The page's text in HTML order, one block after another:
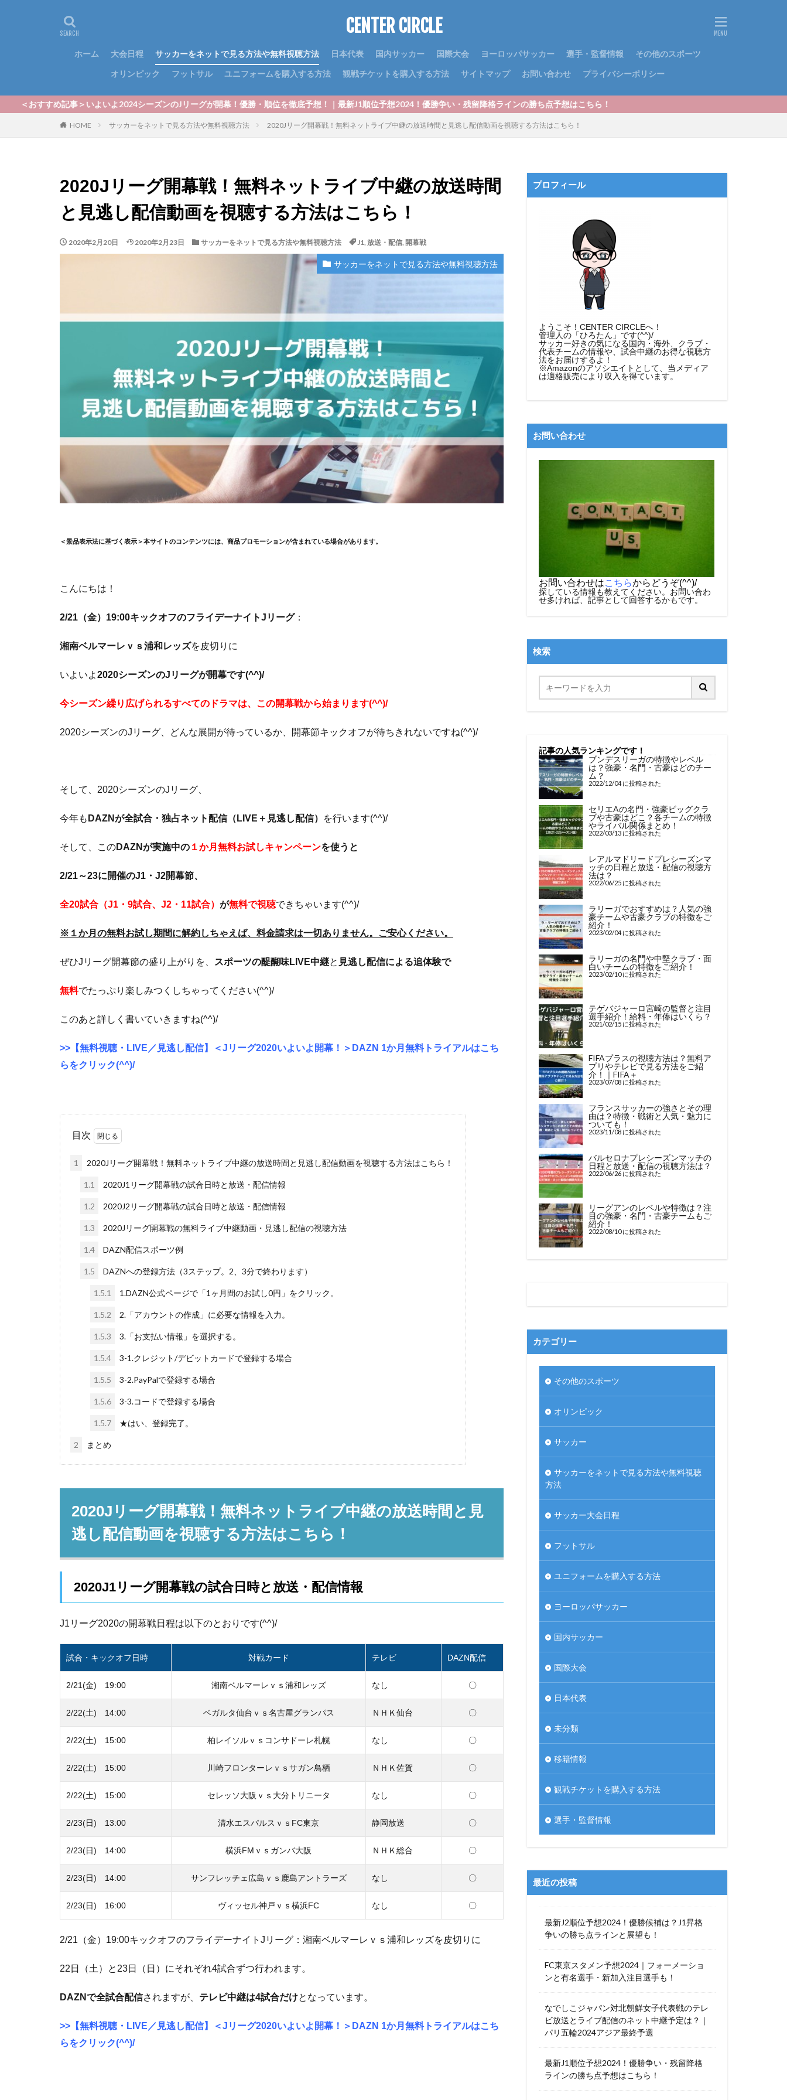
CENTER CIRCLE
ホーム 大会日程 サッカーをネットで見る方法や無料視聴方法 日本代表 国内サッカー 国際大会 ヨーロッパサッカー 選手・監督情報
その他のスポーツ
オリンピック
フットサル ユニフォームを購入する方法 観戦チケットを購入する方法 サイトマップ お問い合わせ プライバシーポリシー
いよいよ2024シーズンのJリーグが開幕！優勝・順位を徹底予想！｜最新J1順位予想2024！優勝争い・残留降格ラインの勝ち点予想はこちら！
HOME サッカーをネットで見る方法や無料視聴方法 2020Jリーグ開幕戦！無料ネットライブ中継の放送時間と見逃し配信動画を視聴する方法はこちら！
2020Jリーグ開幕戦！無料ネットライブ中継の放送時間
と見逃し配信動画を視聴する方法はこちら！
2020年2月20日 2020年2月23日 サッカーをネットで見る方法や無料視聴方法 J1, 放送・配信, 開幕戦
サッカーをネットで見る方法や無料視聴方法
＜景品表示法に基づく表示＞本サイトのコンテンツには、商品プロモーションが含まれている場合があります。
こんにちは！
2/21（金）19:00キックオフのフライデーナイトJリーグ：
湘南ベルマーレｖｓ浦和レッズを皮切りに
いよいよ2020シーズンのJリーグが開幕です(^^)/
今シーズン繰り広げられるすべてのドラマは、この開幕戦から始まります(^^)/
2020シーズンのJリーグ、どんな展開が待っているか、開幕節キックオフが待ちきれないですね(^^)/
そして、2020シーズンのJリーグ、
今年も DAZNが全試合・独占ネット配信（LIVE＋見逃し配信） を行います(^^)/
そして、このDAZNが実施中の １か月無料お試しキャンペーンを使うと
2/21～23に開催のJ1・J2開幕節、
全20試合（J1・9試合、J2・11試合） が無料で視聴できちゃいます(^^)/
※１か月の無料お試し期間に解約しちゃえば、料金請求は一切ありません。ご安心ください。
ぜひJリーグ開幕節の盛り上がりを、 スポーツの醍醐味LIVE中継と 見逃し配信による追体験で
無料でたっぷり楽しみつくしちゃってください(^^)/
このあと詳しく書いていきますね(^^)/
>>【無料視聴・LIVE／見逃し配信】＜Jリーグ2020いよいよ開幕！＞DAZN 1か月無料トライアルはこち
らをクリック(^^)/
目次
1 2020Jリーグ開幕戦！無料ネットライブ中継の放送時間と見逃し配信動画を視聴する方法はこちら！
1.1 2020J1リーグ開幕戦の試合日時と放送・配信情報
1.2 2020J2リーグ開幕戦の試合日時と放送・配信情報
1.3 2020Jリーグ開幕戦の無料ライブ中継動画・見逃し配信の視聴方法
1.4 DAZN配信スポーツ例
1.5 DAZNへの登録方法（3ステップ。2、3分で終わります）
1.5.1 1.DAZN公式ページで「1ヶ月間のお試し0円」をクリック。
1.5.2 2.「アカウントの作成」に必要な情報を入力。
1.5.3 3.「お支払い情報」を選択する。
1.5.4 3-1.クレジット/デビットカードで登録する場合
1.5.5 3-2.PayPalで登録する場合
1.5.6 3-3.コードで登録する場合
1.5.7 ★はい、登録完了。
2 まとめ
2020Jリーグ開幕戦！無料ネットライブ中継の放送時間と見
逃し配信動画を視聴する方法はこちら！
2020J1リーグ開幕戦の試合日時と放送・配信情報
J1リーグ2020の開幕戦日程は以下のとおりです(^^)/
試合・キックオフ日時 対戦カード テレビ DAZN配信
2/21(金) 19:00 湘南ベルマーレｖｓ浦和レッズ なし 〇
2/22(土) 14:00 ベガルタ仙台ｖｓ名古屋グランパス ＮＨＫ仙台 〇
2/22(土) 15:00 柏レイソルｖｓコンサドーレ札幌 なし 〇
2/22(土) 15:00 川崎フロンターレｖｓサガン鳥栖 ＮＨＫ佐賀 〇
2/22(土) 15:00 セレッソ大阪ｖｓ大分トリニータ なし 〇
2/23(日) 13:00 清水エスパルスｖｓFC東京 静岡放送 〇
2/23(日) 14:00 横浜FMｖｓガンバ大阪 ＮＨＫ総合 〇
2/23(日) 14:00 サンフレッチェ広島ｖｓ鹿島アントラーズ なし 〇
2/23(日) 16:00 ヴィッセル神戸ｖｓ横浜FC なし 〇
2/21（金）19:00キックオフのフライデーナイトJリーグ：湘南ベルマーレｖｓ浦和レッズを皮切りに
22日（土）と23日（日）にそれぞれ4試合ずつ行われます。
DAZNで全試合配信されますが、 テレビ中継は4試合だけとなっています。
>>【無料視聴・LIVE／見逃し配信】＜Jリーグ2020いよいよ開幕！＞DAZN 1か月無料トライアルはこち
らをクリック(^^)/
プロフィール
ようこそ！CENTER CIRCLEへ！
管理人の「ひろたん」です(^^)/
サッカー好きの気になる国内・海外、クラブ・
代表チームの情報や、試合中継のお得な視聴方
法をお届けするよ！
※Amazonのアソシエイトとして、当メディア
は適格販売により収入を得ています。
お問い合わせ
お問い合わせはこちらからどうぞ(^^)/
探している情報も教えてください。お問い合わ
せ多ければ、記事として回答するかもです。
検索
記事の人気ランキングです！
ブンデスリーガの特徴やレベル
は？強豪・名門・古豪はどのチー
ム？
2022/12/04 に投稿された
セリエAの名門・強豪ビッグクラ
ブや古豪はどこ？各チームの特徴
やライバル関係まとめ！
2022/03/13 に投稿された
レアルマドリードプレシーズンマ
ッチの日程と放送・配信の視聴方
法は？
2022/06/25 に投稿された
ラリーガでおすすめは？人気の強
豪チームや古豪クラブの特徴をご
紹介！
2023/02/04 に投稿された
ラリーガの名門や中堅クラブ・面
白いチームの特徴をご紹介！
2023/02/10 に投稿された
テゲバジャーロ宮崎の監督と注目
選手紹介！給料・年俸はいくら？
2021/02/15 に投稿された
FIFAプラスの視聴方法は？無料ア
プリやテレビで見る方法をご紹
介！｜FIFA＋
2023/07/08 に投稿された
フランスサッカーの強さとその理
由は？特徴・戦術と人気・魅力に
ついても！
2023/11/08 に投稿された
バルセロナプレシーズンマッチの
日程と放送・配信の視聴方法は？
2022/06/26 に投稿された
リーグアンのレベルや特徴は？注
目の強豪・名門・古豪チームもご
紹介！
2022/08/10 に投稿された
カテゴリー
その他のスポーツ
オリンピック
サッカー
サッカーをネットで見る方法や無料視聴
方法
サッカー大会日程
フットサル
ユニフォームを購入する方法
ヨーロッパサッカー
国内サッカー
国際大会
日本代表
未分類
移籍情報
観戦チケットを購入する方法
選手・監督情報
最近の投稿
最新J2順位予想2024！優勝候補は？J1昇格
争いの勝ち点ラインと展望も！
FC東京スタメン予想2024｜フォーメーショ
ンと有名選手・新加入注目選手も！
なでしこジャパン対北朝鮮女子代表戦のテレ
ビ放送とライブ配信のネット中継予定は？｜
パリ五輪2024アジア最終予選
最新J1順位予想2024！優勝争い・残留降格
ラインの勝ち点予想はこちら！